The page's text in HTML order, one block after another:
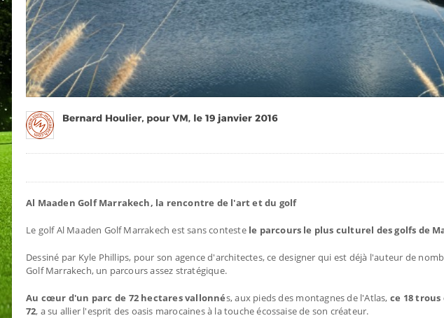
Al Maaden Golf Marrakech, la rencontre de l'art et du golf
Le golf Al Maaden Golf Marrakech est sans contestele parcours le plus culturel des golfs de
Dessiné par Kyle Phillips, pour son agence d'architectes, ce designer qui est déjà l'auteur de
Golf Marrakech, un parcours assez stratégique.
Au cœur d'un parc de 72 hectares vallonnés, aux pieds des montagnes de l'Atlas, ce 18
72, a su allier l'esprit des oasis marocaines à la touche écossaise de son créateur.